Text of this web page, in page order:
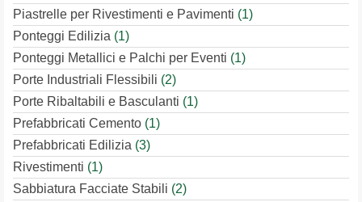
Piastrelle per Rivestimenti e Pavimenti (1)
Ponteggi Edilizia (1)
Ponteggi Metallici e Palchi per Eventi (1)
Porte Industriali Flessibili (2)
Porte Ribaltabili e Basculanti (1)
Prefabbricati Cemento (1)
Prefabbricati Edilizia (3)
Rivestimenti (1)
Sabbiatura Facciate Stabili (2)